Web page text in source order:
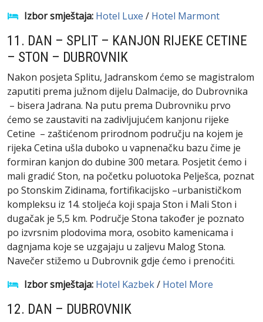
Izbor smještaja: Hotel Luxe / Hotel Marmont
11. DAN – SPLIT – KANJON RIJEKE CETINE
– STON – DUBROVNIK
Nakon posjeta Splitu, Jadranskom ćemo se magistralom
zaputiti prema južnom dijelu Dalmacije, do Dubrovnika
– bisera Jadrana. Na putu prema Dubrovniku prvo
ćemo se zaustaviti na zadivljujućem kanjonu rijeke
Cetine – zaštićenom prirodnom području na kojem je
rijeka Cetina ušla duboko u vapnenačku bazu čime je
formiran kanjon do dubine 300 metara. Posjetit ćemo i
mali gradić Ston, na početku poluotoka Pelješca, poznat
po Stonskim Zidinama, fortifikacijsko –urbanističkom
kompleksu iz 14. stoljeća koji spaja Ston i Mali Ston i
dugačak je 5,5 km. Područje Stona također je poznato
po izvrsnim plodovima mora, osobito kamenicama i
dagnjama koje se uzgajaju u zaljevu Malog Stona.
Navečer stižemo u Dubrovnik gdje ćemo i prenoćiti.
Izbor smještaja: Hotel Kazbek/ Hotel More
12. DAN – DUBROVNIK